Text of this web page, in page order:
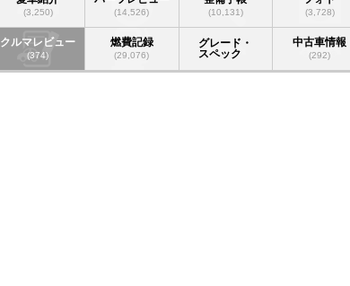
(3,250) (14,526) (10,131) (3,728)
クルマレビュー
(374)
燃費記録
(29,076)
グレード・
スペック
中古車情報
(292)